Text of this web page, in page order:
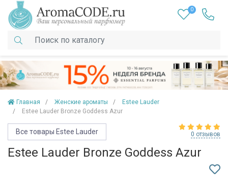
0
Главная Женские ароматы
Estee Lauder
Estee Lauder Bronze Goddess Azur
Все товары Estee Lauder 0 отзывов
Estee Lauder Bronze Goddess Azur